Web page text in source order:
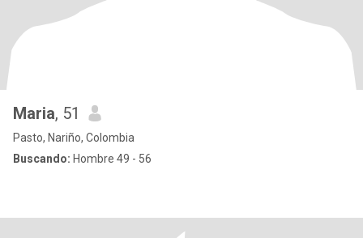
Maria, 51
Pasto, Nariño, Colombia
Buscando: Hombre 49 - 56